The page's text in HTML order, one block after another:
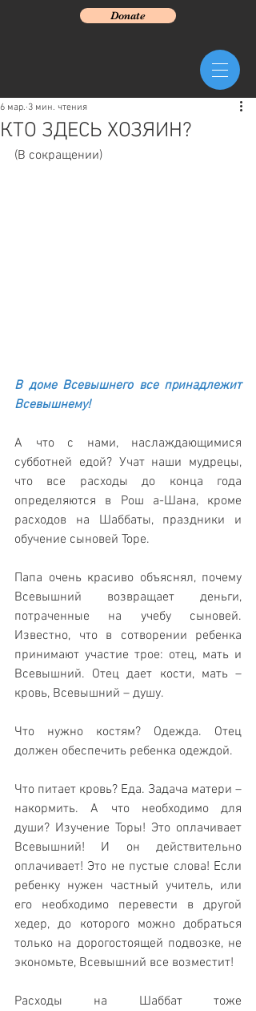
Donate
КТО ЗДЕСЬ ХОЗЯИН?
6 мар. 3 мин. чтения
(В сокращении)
В доме Всевышнего все принадлежит
Всевышнему!
А что с нами, наслаждающимися
субботней едой? Учат наши мудрецы,
что все расходы до конца года
определяются в Рош а-Шана, кроме
расходов на Шаббаты, праздники и
обучение сыновей Торе.
Папа очень красиво объяснял, почему
Всевышний возвращает деньги,
потраченные на учебу сыновей.
Известно, что в сотворении ребенка
принимают участие трое: отец, мать и
Всевышний. Отец дает кости, мать –
кровь, Всевышний – душу.
Что нужно костям? Одежда. Отец
должен обеспечить ребенка одеждой.
Что питает кровь? Еда. Задача матери –
накормить. А что необходимо для
души? Изучение Торы! Это оплачивает
Всевышний! И он действительно
оплачивает! Это не пустые слова! Если
ребенку нужен частный учитель, или
его необходимо перевести в другой
хедер, до которого можно добраться
только на дорогостоящей подвозке, не
экономьте, Всевышний все возместит!
Расходы на Шаббат тоже